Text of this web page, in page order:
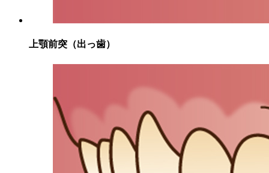
上顎前突（出っ歯）